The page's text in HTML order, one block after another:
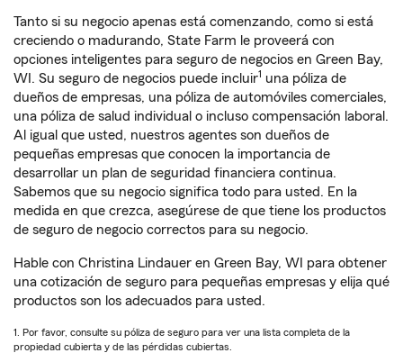
Tanto si su negocio apenas está comenzando, como si está
creciendo o madurando, State Farm le proveerá con
opciones inteligentes para seguro de negocios en Green Bay,
WI. Su seguro de negocios puede incluir1 una póliza de
dueños de empresas, una póliza de automóviles comerciales,
una póliza de salud individual o incluso compensación laboral.
Al igual que usted, nuestros agentes son dueños de
pequeñas empresas que conocen la importancia de
desarrollar un plan de seguridad financiera continua.
Sabemos que su negocio significa todo para usted. En la
medida en que crezca, asegúrese de que tiene los productos
de seguro de negocio correctos para su negocio.
Hable con Christina Lindauer en Green Bay, WI para obtener
una cotización de seguro para pequeñas empresas y elija qué
productos son los adecuados para usted.
1. Por favor, consulte su póliza de seguro para ver una lista completa de la
propiedad cubierta y de las pérdidas cubiertas.